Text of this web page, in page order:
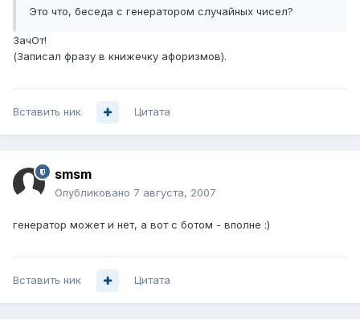
Это что, беседа с генератором случайных чисел?
ЗачОт!
(Записал фразу в книжечку афоризмов).
Вставить ник Цитата
smsm
Опубликовано 7 августа, 2007
генератор может и нет, а вот с ботом - вполне :)
Вставить ник Цитата